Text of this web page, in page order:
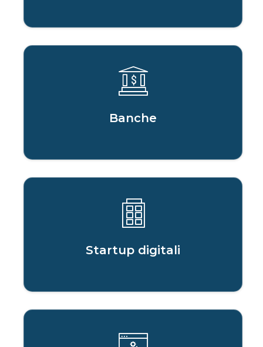
Banche
Startup digitali